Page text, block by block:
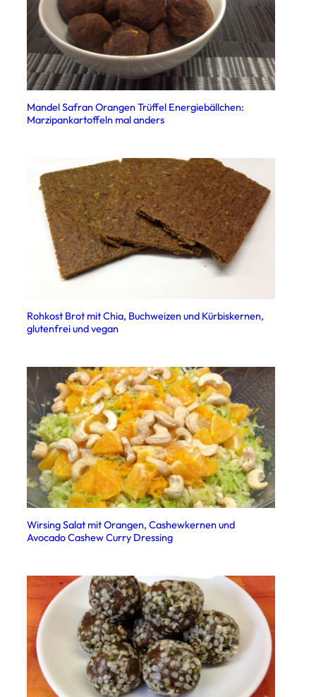
Mandel Safran Orangen Trüffel Energiebällchen:
Marzipankartoffeln mal anders
Rohkost Brot mit Chia, Buchweizen und Kürbiskernen,
glutenfrei und vegan
Wirsing Salat mit Orangen, Cashewkernen und
Avocado Cashew Curry Dressing